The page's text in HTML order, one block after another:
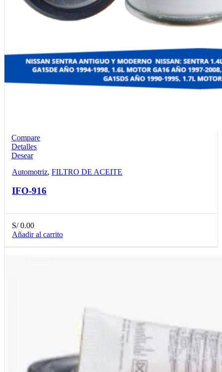
Compare
Detalles
Desear
Automotriz, FILTRO DE ACEITE
IFO-916
S/0.00
Añadir al carrito